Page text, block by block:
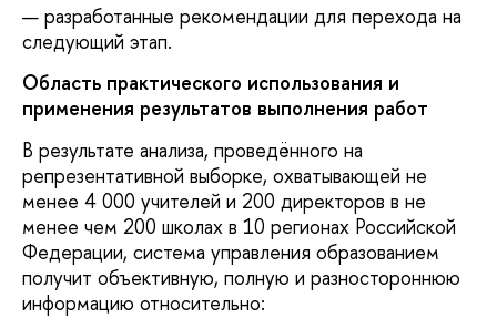
разработанные рекомендации для перехода на
следующий этап.
Область практического использования и
применения результатов выполнения работ
В результате анализа, проведённого на
репрезентативной выборке, охватывающей не
менее 4 000 учителей и 200 директоров в не
менее чем 200 школах в 10 регионах Российской
Федерации, система управления образованием
получит объективную, полную и разностороннюю
информацию относительно: